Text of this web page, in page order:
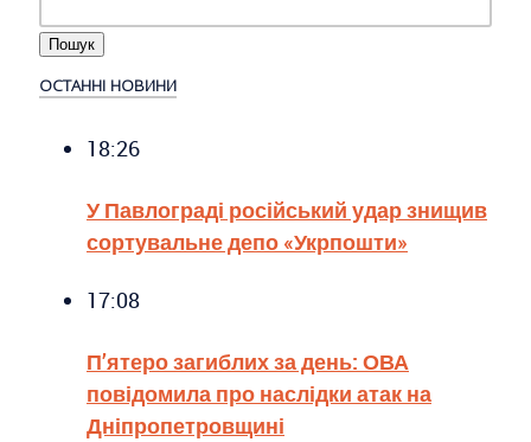
ОСТАННІ НОВИНИ
18:26
У Павлограді російський удар знищив
сортувальне депо «Укрпошти»
17:08
П’ятеро загиблих за день: ОВА
повідомила про наслідки атак на
Дніпропетровщині